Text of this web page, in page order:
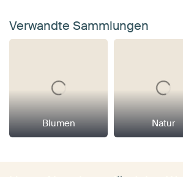
Verwandte Sammlungen
Blumen Natur